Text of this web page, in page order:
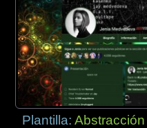
Plantilla:Abstracción